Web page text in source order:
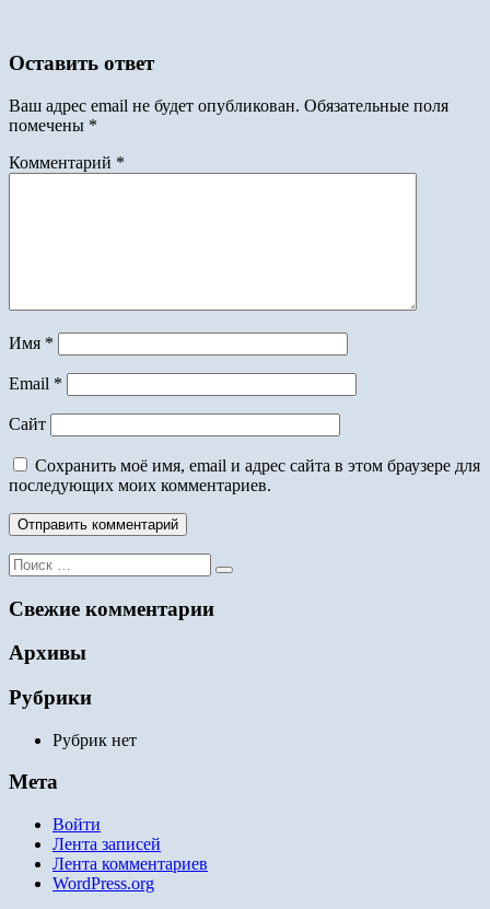
Оставить ответ
Ваш адрес email не будет опубликован. Обязательные поля
помечены *
Комментарий *
Имя *
Email *
Сайт
Сохранить моё имя, email и адрес сайта в этом браузере для
последующих моих комментариев.
Поиск
для:
Свежие комментарии
Архивы
Рубрики
Рубрик нет
Мета
Войти
Лента записей
Лента комментариев
WordPress.org